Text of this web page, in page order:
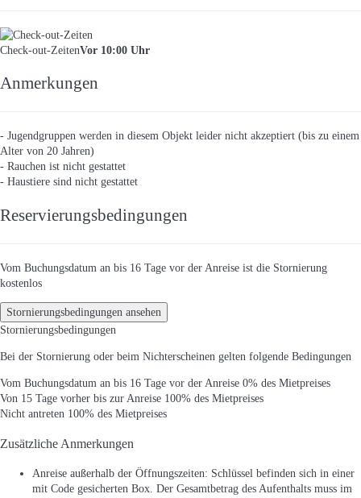
Check-out-ZeitenVor 10:00 Uhr
Anmerkungen
- Jugendgruppen werden in diesem Objekt leider nicht akzeptiert (bis zu einem
Alter von 20 Jahren)
- Rauchen ist nicht gestattet
- Haustiere sind nicht gestattet
Reservierungsbedingungen
Vom Buchungsdatum an bis 16 Tage vor der Anreise ist die Stornierung
kostenlos
Stornierungsbedingungen ansehen
Stornierungsbedingungen
Bei der Stornierung oder beim Nichterscheinen gelten folgende Bedingungen
Vom Buchungsdatum an bis 16 Tage vor der Anreise 0% des Mietpreises
Von 15 Tage vorher bis zur Anreise 100% des Mietpreises
Nicht antreten 100% des Mietpreises
Zusätzliche Anmerkungen
Anreise außerhalb der Öffnungszeiten: Schlüssel befinden sich in einer
mit Code gesicherten Box. Der Gesamtbetrag des Aufenthalts muss im